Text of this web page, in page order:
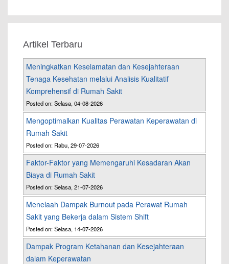
Artikel Terbaru
Meningkatkan Keselamatan dan Kesejahteraan
Tenaga Kesehatan melalui Analisis Kualitatif
Komprehensif di Rumah Sakit
Posted on: Selasa, 04-08-2026
Mengoptimalkan Kualitas Perawatan Keperawatan di
Rumah Sakit
Posted on: Rabu, 29-07-2026
Faktor-Faktor yang Memengaruhi Kesadaran Akan
Biaya di Rumah Sakit
Posted on: Selasa, 21-07-2026
Menelaah Dampak Burnout pada Perawat Rumah
Sakit yang Bekerja dalam Sistem Shift
Posted on: Selasa, 14-07-2026
Dampak Program Ketahanan dan Kesejahteraan
dalam Keperawatan